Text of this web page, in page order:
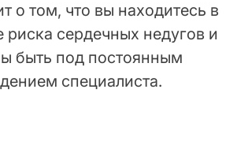
о том, что вы находитесь в
риска сердечных недугов и
быть под постоянным
специалиста.